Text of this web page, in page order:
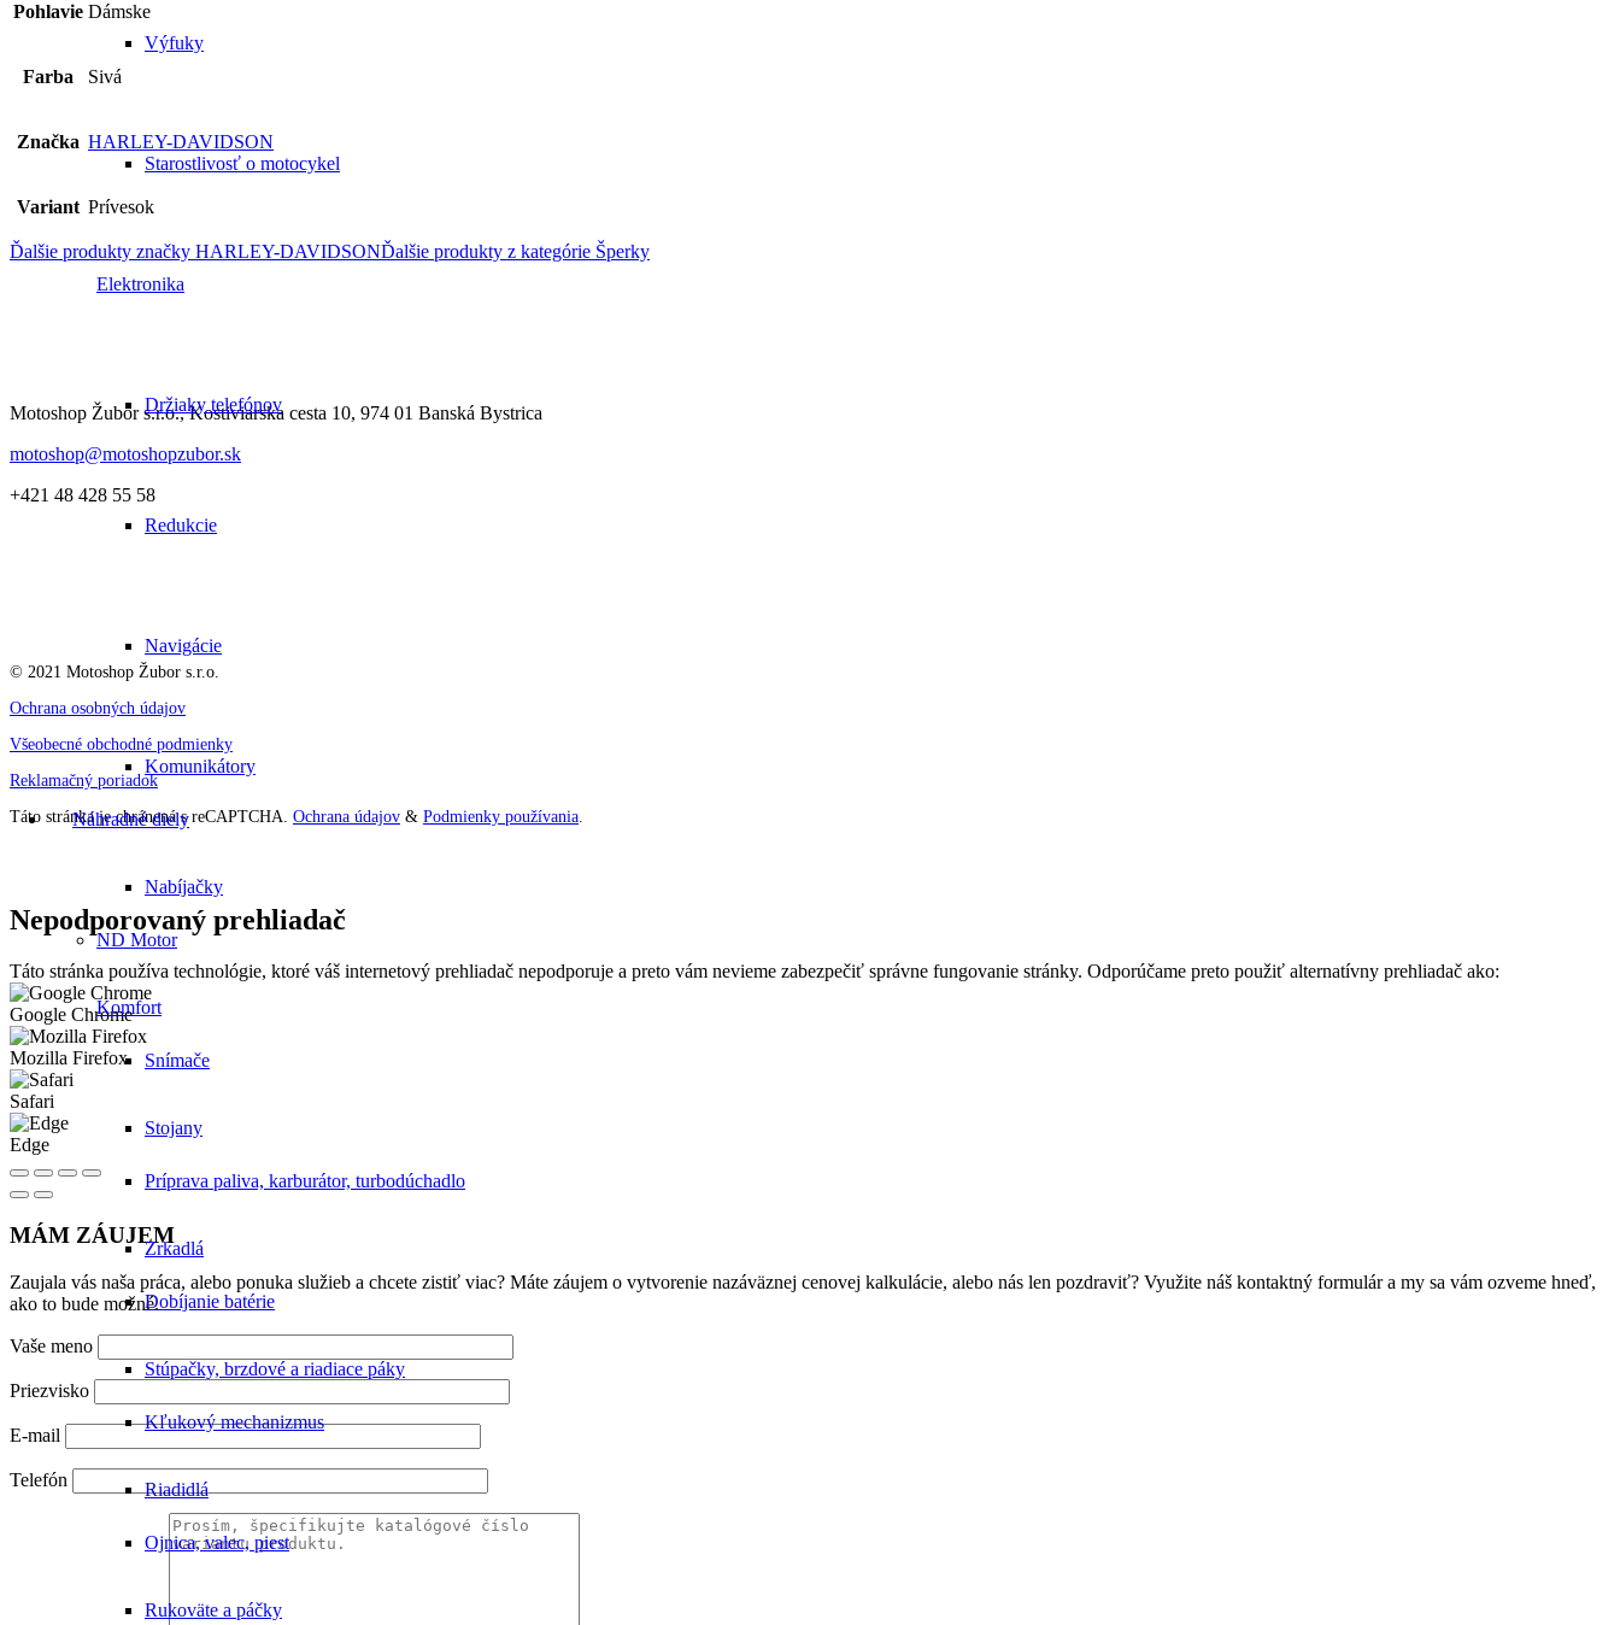
Výfuky
Starostlivosť o motocykel
Elektronika
Držiaky telefónov
Redukcie
Navigácie
Komunikátory
Nabíjačky
Komfort
Stojany
Zrkadlá
Stúpačky, brzdové a riadiace páky
Riadidlá
Rukoväte a páčky
Náhradné diely
ND Motor
Snímače
Príprava paliva, karburátor, turbodúchadlo
Dobíjanie batérie
Kľukový mechanizmus
Ojnica, valec, piest
Pohlavie Dámske
Farba Sivá
Značka HARLEY-DAVIDSON
Variant Prívesok
Ďalšie produkty značky HARLEY-DAVIDSONĎalšie produkty z kategórie Šperky
Motoshop Žubor s.r.o., Kostiviarska cesta 10, 974 01 Banská Bystrica
motoshop@motoshopzubor.sk
+421 48 428 55 58
© 2021 Motoshop Žubor s.r.o.
Ochrana osobných údajov
Všeobecné obchodné podmienky
Reklamačný poriadok
Táto stránka je chránená s reCAPTCHA. Ochrana údajov & Podmienky používania.
Nepodporovaný prehliadač
Táto stránka používa technológie, ktoré váš internetový prehliadač nepodporuje a preto vám nevieme zabezpečiť správne fungovanie stránky. Odporúčame preto použiť alternatívny prehliadač ako:
Google Chrome
Mozilla Firefox
Safari
Edge
MÁM ZÁUJEM
Zaujala vás naša práca, alebo ponuka služieb a chcete zistiť viac? Máte záujem o vytvorenie nazáväznej cenovej kalkulácie, alebo nás len pozdraviť? Využite náš kontaktný formulár a my sa vám ozveme hneď,
ako to bude možné.
Vaše meno
Priezvisko
E-mail
Telefón